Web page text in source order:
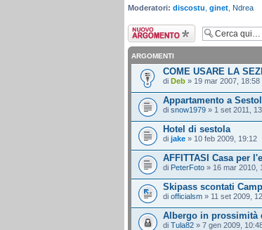
Moderatori: discostu ginet Ndrea
Scrivi un nuovo
argomento
ARGOMENTI
COME USARE LA
di Deb » 19 mar 2007, 18:58
Appartamento a
di snow1979 » 1 set 2011,
Hotel di sestola
di jake » 10 feb 2009, 19:12
AFFITTASI Casa per
di PeterFoto » 16 mar 2010,
Skipass scontati
di officialsm » 11 set 2009,
Albergo in prossimità
di Tula82 » 7 gen 2009,